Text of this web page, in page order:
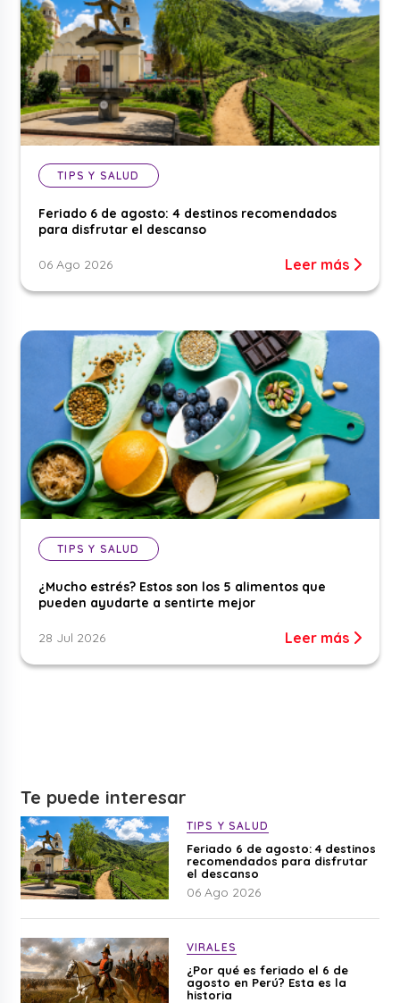
TIPS Y SALUD
Feriado 6 de agosto: 4 destinos recomendados
para disfrutar el descanso
06 Ago 2026 Leer más
TIPS Y SALUD
¿Mucho estrés? Estos son los 5 alimentos que
pueden ayudarte a sentirte mejor
28 Jul 2026 Leer más
Te puede interesar
TIPS Y SALUD
Feriado 6 de agosto: 4 destinos
recomendados para disfrutar
el descanso
06 Ago 2026
VIRALES
¿Por qué es feriado el 6 de
agosto en Perú? Esta es la
historia